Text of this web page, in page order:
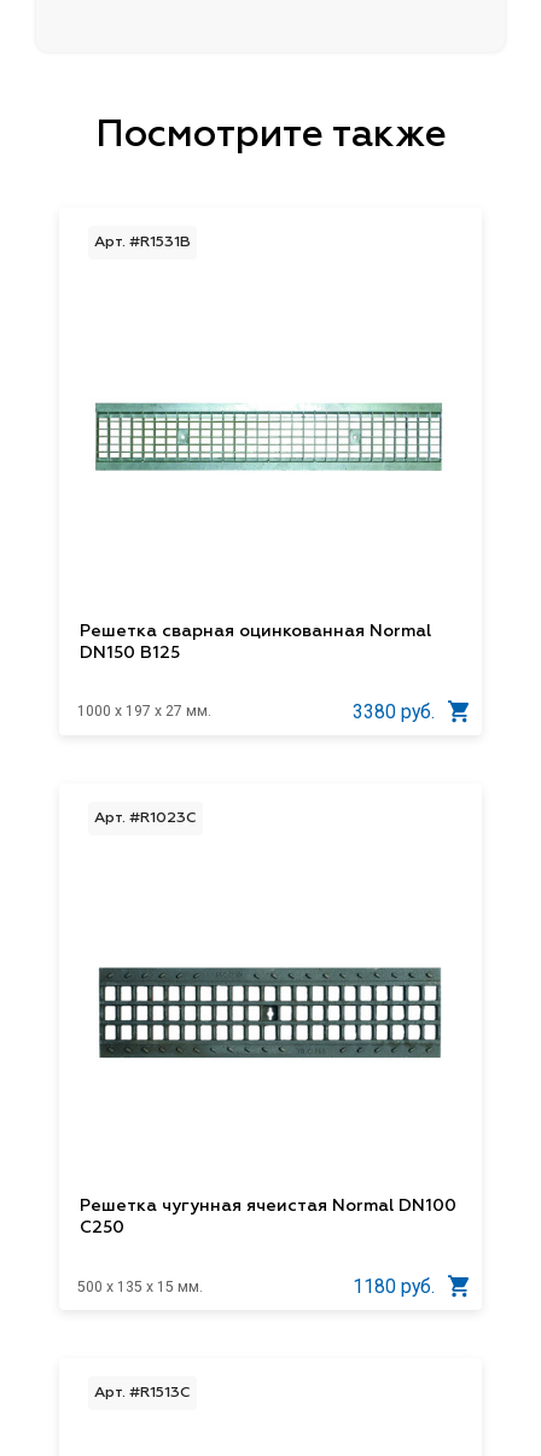
Посмотрите также
Арт. #R1531В
Решетка сварная оцинкованная Normal
DN150 B125
1000 x 197 x 27 мм. 3380 руб.
Арт. #R1023C
Решетка чугунная ячеистая Normal DN100
С250
500 x 135 x 15 мм. 1180 руб.
Арт. #R1513C